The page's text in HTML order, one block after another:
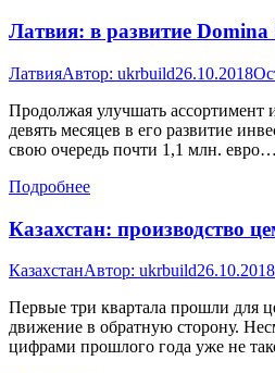
Латвия: в развитие
ЛатвияАвтор: ukrbuild26.10.2018
Продолжая улучшать ассортимент
девять месяцев в его развитие
свою очередь почти 1,1 млн. евро…
Подробнее
Казахстан: производство
КазахстанАвтор: ukrbuild26.10.2018
Первые три квартала прошли для
движение в обратную сторону.
цифрами прошлого года уже не